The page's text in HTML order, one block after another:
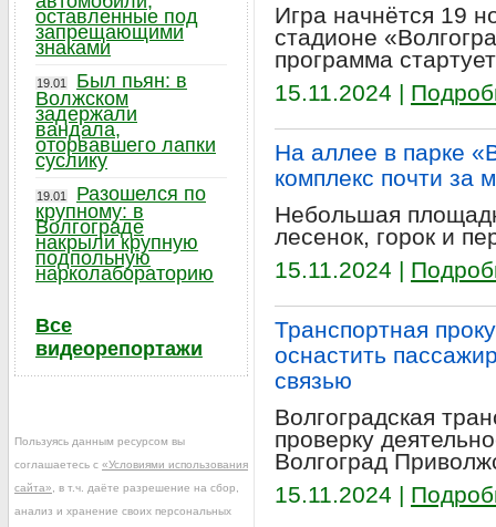
Игра начнётся 19
стадионе
программа
15.11.2024 |
На аллее в парке
комплекс почти за
Небольшая
лесенок, горок и
15.11.2024 |
Транспортная
оснастить
связью
Волгоградская
проверку
Волгоград
15.11.2024 |
оставленные под
запрещающими
знаками
19.01
Был пьян: в
Волжском
задержали
вандала,
оторвавшего лапки
суслику
19.01
Разошелся по
крупному: в
Волгограде
накрыли крупную
подпольную
нарколабораторию
Все
видеорепортажи
Пользуясь данным ресурсом вы
соглашаетесь с «Условиями использования
сайта» , в т.ч. даёте разрешение на сбор,
анализ и хранение своих персональных